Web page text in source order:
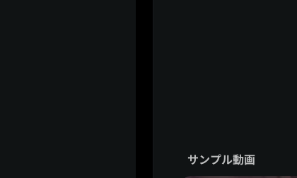
サンプル動画